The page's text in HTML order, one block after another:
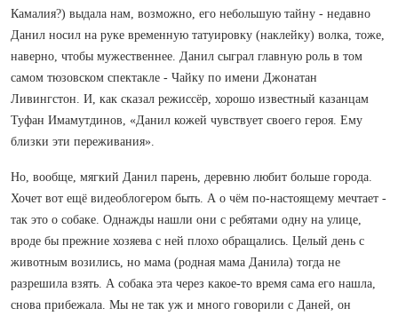
Камалия?) выдала нам, возможно, его небольшую тайну - недавно
Данил носил на руке временную татуировку (наклейку) волка, тоже,
наверно, чтобы мужественнее. Данил сыграл главную роль в том
самом тюзовском спектакле - Чайку по имени Джонатан
Ливингстон. И, как сказал режиссёр, хорошо известный казанцам
Туфан Имамутдинов, «Данил кожей чувствует своего героя. Ему
близки эти переживания».
Но, вообще, мягкий Данил парень, деревню любит больше города.
Хочет вот ещё видеоблогером быть. А о чём по-настоящему мечтает -
так это о собаке. Однажды нашли они с ребятами одну на улице,
вроде бы прежние хозяева с ней плохо обращались. Целый день с
животным возились, но мама (родная мама Данила) тогда не
разрешила взять. А собака эта через какое-то время сама его нашла,
снова прибежала. Мы не так уж и много говорили с Даней, он